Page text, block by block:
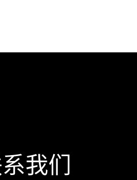
我们